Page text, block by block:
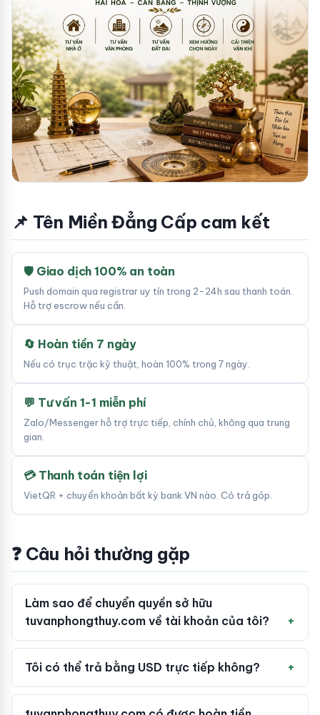
📌 Tên Miền Đẳng Cấp cam kết
🛡 Giao dịch 100% an toàn
Push domain qua registrar uy tín trong 2-24h sau thanh toán.
Hỗ trợ escrow nếu cần.
🔄 Hoàn tiền 7 ngày
Nếu có trục trặc kỹ thuật, hoàn 100% trong 7 ngày.
💬 Tư vấn 1-1 miễn phí
Zalo/Messenger hỗ trợ trực tiếp, chính chủ, không qua trung
gian.
💳 Thanh toán tiện lợi
VietQR + chuyển khoản bất kỳ bank VN nào. Có trả góp.
❓ Câu hỏi thường gặp
Làm sao để chuyển quyền sở hữu
tuvanphongthuy.com về tài khoản của tôi?
Tôi có thể trả bằng USD trực tiếp không?